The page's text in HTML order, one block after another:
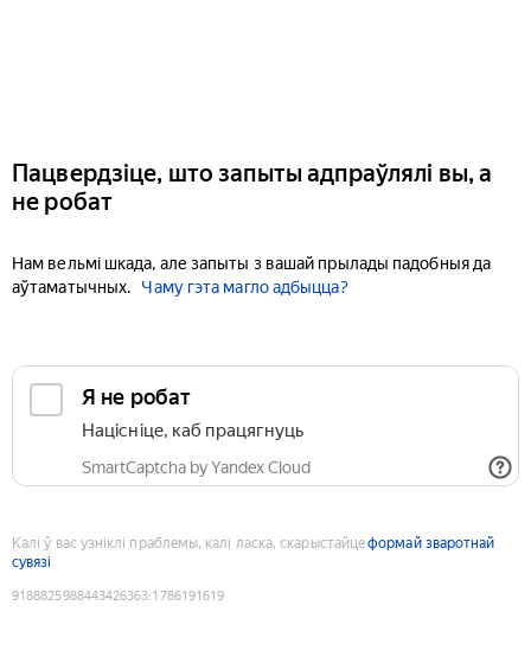
Пацвердзіце, што запыты адпраўлялі вы, а
не робат
Нам вельмі шкада, але запыты з вашай прылады падобныя да
аўтаматычных.
Чаму гэта магло адбыцца?
Я не робат
Націсніце, каб працягнуць
SmartCaptcha by Yandex Cloud
Калі ў вас узніклі праблемы, калі ласка, скарыстайцеформай зваротнай
сувязі
9188825988443426363:1786191619